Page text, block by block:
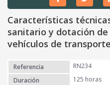
Características
sanitario y dotación
vehículos de
Referencia
RN234
Duración
125 horas